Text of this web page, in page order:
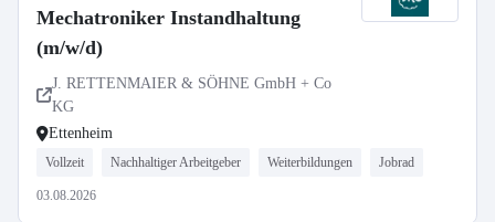
Mechatroniker Instandhaltung
(m/w/d)
J. RETTENMAIER & SÖHNE GmbH + Co
KG
Ettenheim
Vollzeit Nachhaltiger Arbeitgeber Weiterbildungen Jobrad
03.08.2026